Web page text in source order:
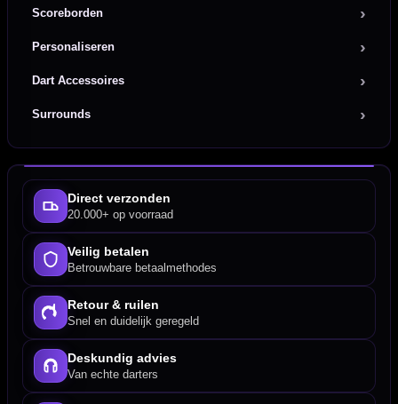
Scoreborden
Personaliseren
Dart Accessoires
Surrounds
Direct verzonden
20.000+ op voorraad
Veilig betalen
Betrouwbare betaalmethodes
Retour & ruilen
Snel en duidelijk geregeld
Deskundig advies
Van echte darters